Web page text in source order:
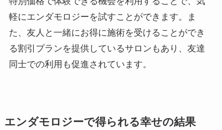
軽にエンダモロジーを試すことができます。ま
た、友人と一緒にお得に施術を受けることができ
る割引プランを提供しているサロンもあり、友達
同士での利用も促進されています。
エンダモロジーで得られる幸せの結果